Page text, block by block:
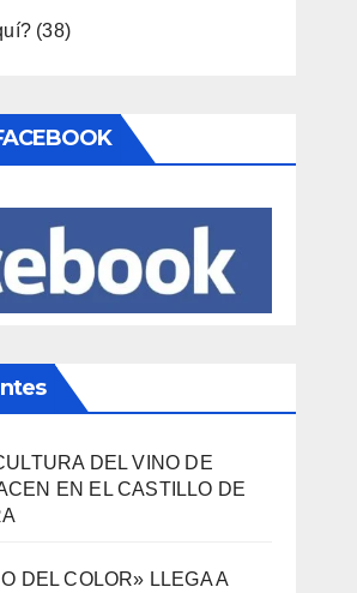
(38)
DEL VINO DE
EN EL CASTILLO DE
DEL COLOR» LLEGA A